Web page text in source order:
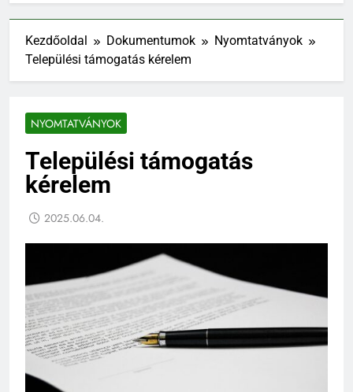
Kezdőoldal Dokumentumok
Nyomtatványok
Települési támogatás kérelem
NYOMTATVÁNYOK
Települési támogatás
kérelem
2025.06.04.